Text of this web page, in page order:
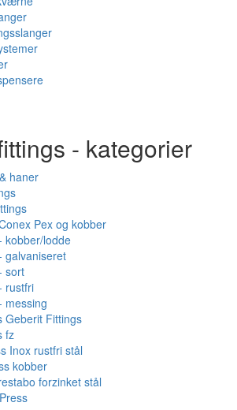
- kategorier
haner
Pex og kobber
kobber/lodde
galvaniseret
sort
rustfri
messing
Geberit Fittings
fz
Inox rustfri stål
kobber
forzinket stål